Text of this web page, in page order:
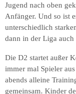
Jugend nach oben
Anfänger. Und so ist
unterschiedlich
dann in der Liga
Die D2 startet außer
immer mal Spieler
abends alleine
gemeinsam. Kinder